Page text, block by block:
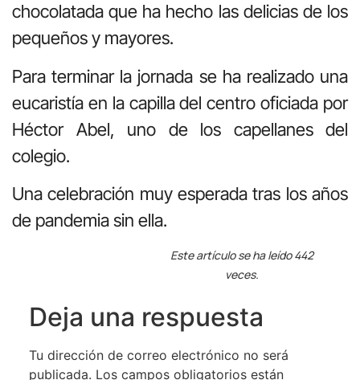
chocolatada que ha hecho las delicias de los
pequeños y mayores.
Para terminar la jornada se ha realizado una
eucaristía en la capilla del centro oficiada por
Héctor Abel, uno de los capellanes del
colegio.
Una celebración muy esperada tras los años
de pandemia sin ella.
Este artículo se ha leído 442
veces.
Deja una respuesta
Tu dirección de correo electrónico no será
publicada. Los campos obligatorios están